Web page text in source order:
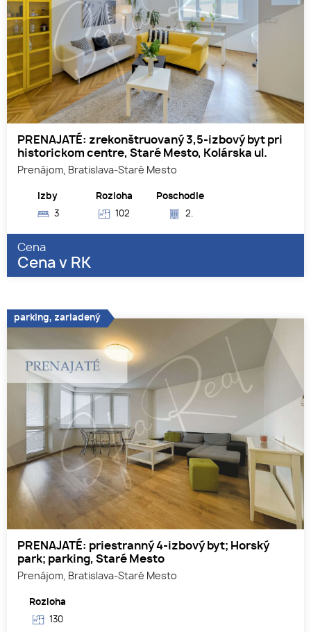
PRENAJATÉ: zrekonštruovaný 3,5-izbový byt pri
historickom centre, Staré Mesto, Kolárska ul.
Prenájom, Bratislava-Staré Mesto
Izby
3
Rozloha
102
Poschodie
2.
Cena
Cena v RK
PRENAJATÉ: priestranný 4-izbový byt; Horský
park; parking, Staré Mesto
Prenájom, Bratislava-Staré Mesto
Rozloha
130
parking, zariadený